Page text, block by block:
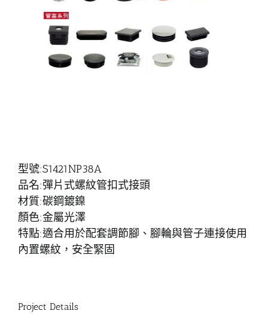
型號:S1421NP38A
品名:彈片式螺紋管扣式接頭
材質:碳鋼鍍鎳
顏色:金屬光澤
特點:適合用於配套調節腳、腳輪與管子連接使用
內置螺紋，安全緊固
Project Details